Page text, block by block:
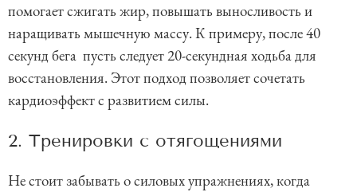
помогает сжигать жир, повышать выносливость и
наращивать мышечную массу. К примеру, после 40
секунд бега пусть следует 20-секундная ходьба для
восстановления. Этот подход позволяет сочетать
кардиоэффект с развитием силы.
2. Тренировки с отягощениями
Не стоит забывать о силовых упражнениях, когда